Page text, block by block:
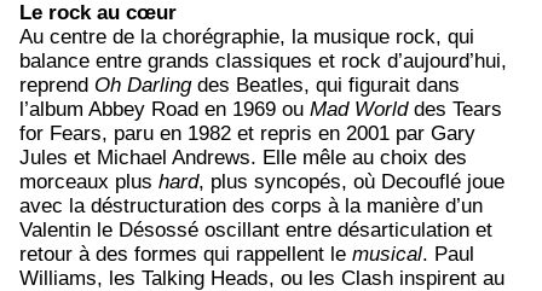
Le rock au cœur
Au centre de la chorégraphie, la musique rock, qui
balance entre grands classiques et rock d’aujourd’hui,
reprend Oh Darlingdes Beatles, qui figurait dans
l’album Abbey Road en 1969 ou Mad Worlddes Tears
for Fears, paru en 1982 et repris en 2001 par Gary
Jules et Michael Andrews. Elle mêle au choix des
morceaux plus hard, plus syncopés, où Decouflé joue
avec la déstructuration des corps à la manière d’un
Valentin le Désossé oscillant entre désarticulation et
retour à des formes qui rappellent le musical. Paul
Williams, les Talking Heads, ou les Clash inspirent au